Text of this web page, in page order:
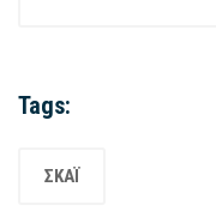
Tags:
ΣΚΑΪ